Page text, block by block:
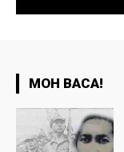
MOH BACA!